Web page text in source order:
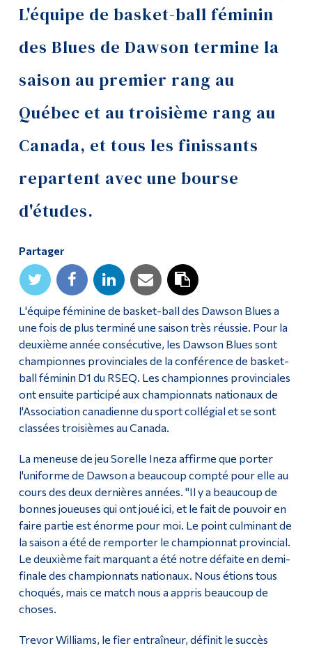
L'équipe de basket-ball féminin
des Blues de Dawson termine la
saison au premier rang au
Québec et au troisième rang au
Canada, et tous les finissants
repartent avec une bourse
d'études.
Partager
L'équipe féminine de basket-ball des Dawson Blues a
une fois de plus terminé une saison très réussie. Pour la
deuxième année consécutive, les Dawson Blues sont
championnes provinciales de la conférence de basket-
ball féminin D1 du RSEQ. Les championnes provinciales
ont ensuite participé aux championnats nationaux de
l'Association canadienne du sport collégial et se sont
classées troisièmes au Canada.
La meneuse de jeu Sorelle Ineza affirme que porter
l'uniforme de Dawson a beaucoup compté pour elle au
cours des deux dernières années. "Il y a beaucoup de
bonnes joueuses qui ont joué ici, et le fait de pouvoir en
faire partie est énorme pour moi. Le point culminant de
la saison a été de remporter le championnat provincial.
Le deuxième fait marquant a été notre défaite en demi-
finale des championnats nationaux. Nous étions tous
choqués, mais ce match nous a appris beaucoup de
choses.
Trevor Williams, le fier entraîneur, définit le succès
La vie à Dawson
Qui vous êtes
Futurs étudiants
personnel administratif